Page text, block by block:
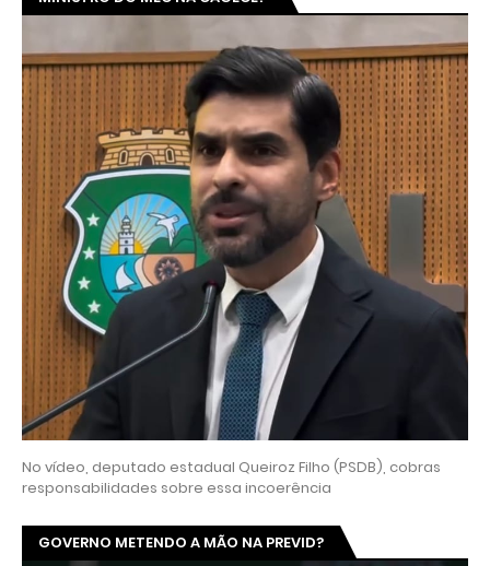
No vídeo, deputado estadual Queiroz Filho (PSDB), cobras
responsabilidades sobre essa incoerência
GOVERNO METENDO A MÃO NA PREVID?